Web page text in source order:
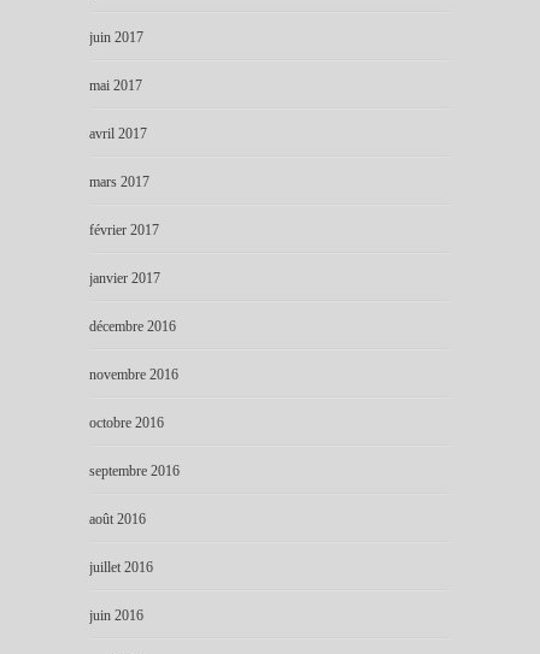
juin 2017
mai 2017
avril 2017
mars 2017
février 2017
janvier 2017
décembre 2016
novembre 2016
octobre 2016
septembre 2016
août 2016
juillet 2016
juin 2016